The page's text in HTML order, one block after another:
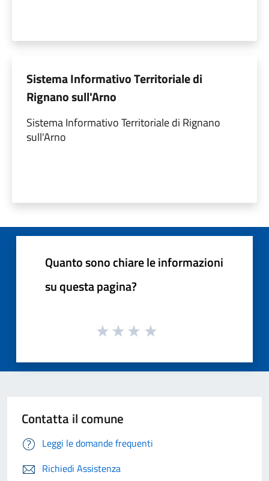
Sistema Informativo Territoriale di
Rignano sull'Arno
Sistema Informativo Territoriale di Rignano
sull'Arno
Quanto sono chiare le informazioni
su questa pagina?
Contatta il comune
Leggi le domande frequenti
Richiedi Assistenza